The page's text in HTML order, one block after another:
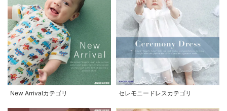
New Arrivalカテゴリ セレモニードレスカテゴリ